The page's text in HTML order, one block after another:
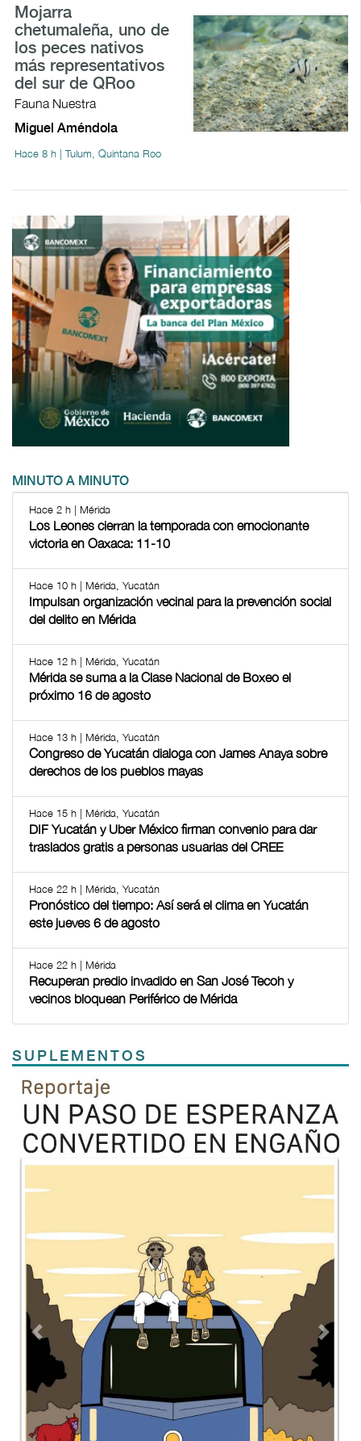
Mojarra
chetumaleña, uno de
los peces nativos
más representativos
del sur de QRoo
Fauna Nuestra
Miguel Améndola
Hace 8 h | Tulum, Quintana Roo
MINUTO A MINUTO
Hace 2 h | Mérida
Los Leones cierran la temporada con emocionante
victoria en Oaxaca: 11-10
Hace 10 h | Mérida, Yucatán
Impulsan organización vecinal para la prevención social
del delito en Mérida
Hace 12 h | Mérida, Yucatán
Mérida se suma a la Clase Nacional de Boxeo el
próximo 16 de agosto
Hace 13 h | Mérida, Yucatán
Congreso de Yucatán dialoga con James Anaya sobre
derechos de los pueblos mayas
Hace 15 h | Mérida, Yucatán
DIF Yucatán y Uber México firman convenio para dar
traslados gratis a personas usuarias del CREE
Hace 22 h | Mérida, Yucatán
Pronóstico del tiempo: Así será el clima en Yucatán
este jueves 6 de agosto
Hace 22 h | Mérida
Recuperan predio invadido en San José Tecoh y
vecinos bloquean Periférico de Mérida
SUPLEMENTOS
Previous Next